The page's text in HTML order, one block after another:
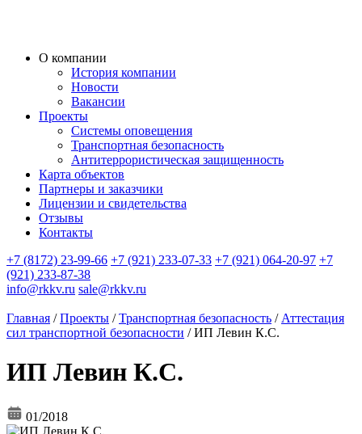
О компании
История компании
Новости
Вакансии
Проекты
Системы оповещения
Транспортная безопасность
Антитеррористическая защищенность
Карта объектов
Партнеры и заказчики
Лицензии и свидетельства
Отзывы
Контакты
+7 (8172) 23-99-66 +7 (921) 233-07-33 +7 (921) 064-20-97 +7
(921) 233-87-38
info@rkkv.ru sale@rkkv.ru
Главная /Проекты /Транспортная безопасность / Аттестация
сил транспортной безопасности /ИП Левин К.С.
ИП Левин К.С.
01/2018